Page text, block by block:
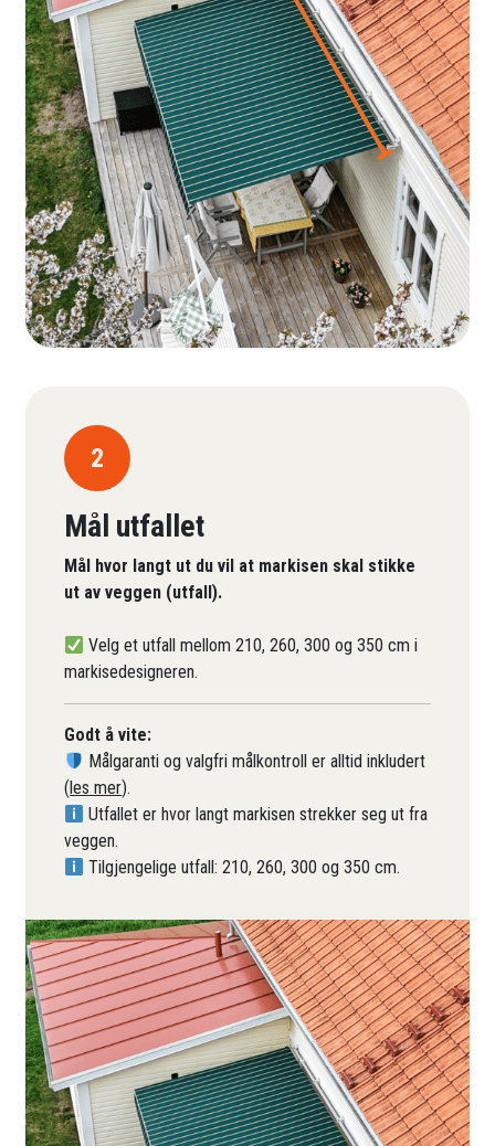
2
Mål utfallet
Mål hvor langt ut du vil at markisen skal stikke
ut av veggen (utfall).
Velg et utfall mellom 210, 260, 300 og 350 cm i
markisedesigneren.
Godt å vite:
Målgaranti og valgfri målkontroll er alltid inkludert
( les mer).
Utfallet er hvor langt markisen strekker seg ut fra
veggen.
Tilgjengelige utfall: 210, 260, 300 og 350 cm.